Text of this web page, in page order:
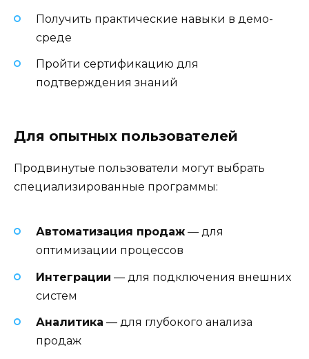
Получить практические навыки в демо-
среде
Пройти сертификацию для
подтверждения знаний
Для опытных пользователей
Продвинутые пользователи могут выбрать
специализированные программы:
Автоматизация продаж — для
оптимизации процессов
Интеграции — для подключения внешних
систем
Аналитика — для глубокого анализа
продаж